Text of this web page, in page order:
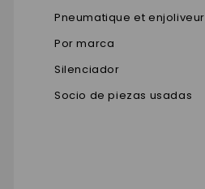
Pneumatique et enjoliveur
Por marca
Silenciador
Socio de piezas usadas